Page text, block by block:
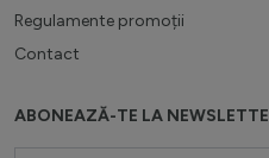
Regulamente promoții
Contact
ABONEAZĂ-TE LA